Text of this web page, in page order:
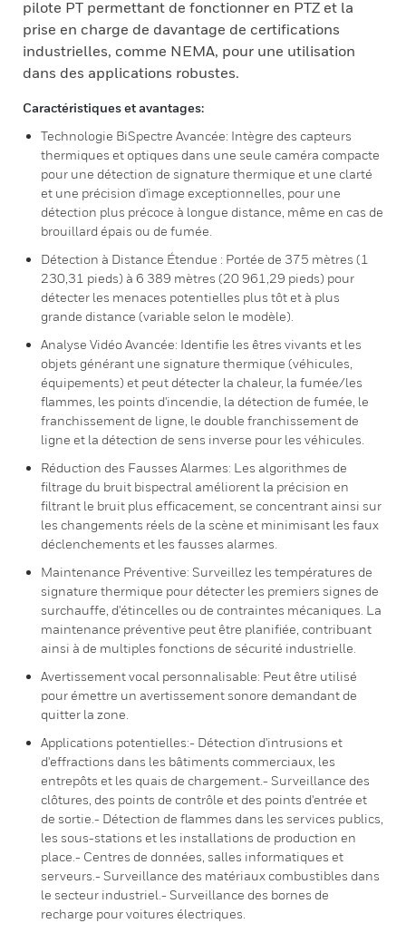
pilote PT permettant de fonctionner en PTZ et la
prise en charge de davantage de certifications
industrielles, comme NEMA, pour une utilisation
dans des applications robustes.
Caractéristiques et avantages:
Technologie BiSpectre Avancée: Intègre des capteurs
thermiques et optiques dans une seule caméra compacte
pour une détection de signature thermique et une clarté
et une précision d'image exceptionnelles, pour une
détection plus précoce à longue distance, même en cas de
brouillard épais ou de fumée.
Détection à Distance Étendue : Portée de 375 mètres (1
230,31 pieds) à 6 389 mètres (20 961,29 pieds) pour
détecter les menaces potentielles plus tôt et à plus
grande distance (variable selon le modèle).
Analyse Vidéo Avancée: Identifie les êtres vivants et les
objets générant une signature thermique (véhicules,
équipements) et peut détecter la chaleur, la fumée/les
flammes, les points d'incendie, la détection de fumée, le
franchissement de ligne, le double franchissement de
ligne et la détection de sens inverse pour les véhicules.
Réduction des Fausses Alarmes: Les algorithmes de
filtrage du bruit bispectral améliorent la précision en
filtrant le bruit plus efficacement, se concentrant ainsi sur
les changements réels de la scène et minimisant les faux
déclenchements et les fausses alarmes.
Maintenance Préventive: Surveillez les températures de
signature thermique pour détecter les premiers signes de
surchauffe, d'étincelles ou de contraintes mécaniques. La
maintenance préventive peut être planifiée, contribuant
ainsi à de multiples fonctions de sécurité industrielle.
Avertissement vocal personnalisable: Peut être utilisé
pour émettre un avertissement sonore demandant de
quitter la zone.
Applications potentielles:- Détection d'intrusions et
d'effractions dans les bâtiments commerciaux, les
entrepôts et les quais de chargement.- Surveillance des
clôtures, des points de contrôle et des points d'entrée et
de sortie.- Détection de flammes dans les services publics,
les sous-stations et les installations de production en
place.- Centres de données, salles informatiques et
serveurs.- Surveillance des matériaux combustibles dans
le secteur industriel.- Surveillance des bornes de
recharge pour voitures électriques.